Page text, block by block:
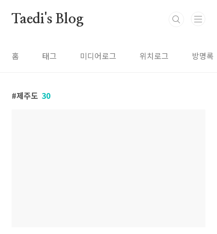
Taedi's Blog
홈 태그 미디어로그 위치로그 방명록
제주도 30